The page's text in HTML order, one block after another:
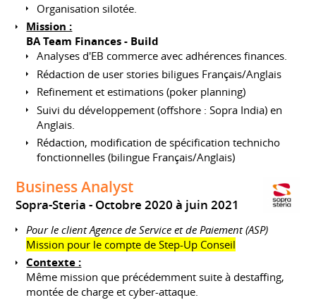
Organisation silotée.
Mission :
BA Team Finances - Build
Analyses d'EB commerce avec adhérences finances.
Rédaction de user stories biligues Français/Anglais
Refinement et estimations (poker planning)
Suivi du développement (offshore : Sopra India) en
Anglais.
Rédaction, modification de spécification technicho
fonctionnelles (bilingue Français/Anglais)
Business Analyst
Sopra-Steria Octobre 2020 à juin 2021
Pour le client Agence de Service et de Paiement (ASP)
Mission pour le compte de Step-Up Conseil
Contexte :
Même mission que précédemment suite à destaffing,
montée de charge et cyber-attaque.